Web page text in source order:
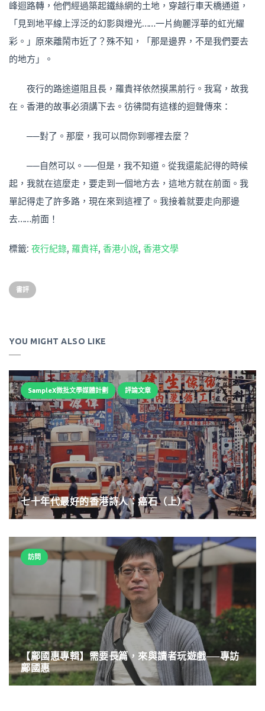
峰迴路轉，他們經過築起鐵絲網的土地，穿越行車天橋通道，
「見到地平線上浮泛的幻影與燈光……一片絢麗浮華的虹光耀
彩。」原來離鬧市近了？殊不知，「那是邊界，不是我們要去
的地方」。
夜行的路途道阻且長，羅貴祥依然摸黑前行。我寫，故我
在。香港的故事必須講下去。彷彿間有這樣的迴聲傳來：
──對了。那麼，我可以問你到哪裡去麼？
──自然可以。──但是，我不知道。從我還能記得的時候
起，我就在這麼走，要走到一個地方去，這地方就在前面。我
單記得走了許多路，現在來到這裡了。我接着就要走向那邊
去……前面！
標籤: 夜行紀錄, 羅貴祥, 香港小說, 香港文學
書評
YOU MIGHT ALSO LIKE
SampleX微批文學媒體計劃 評論文章
七十年代最好的香港詩人：癌石（上）
訪問
【鄺國惠專輯】需要長篇，來與讀者玩遊戲──專訪
鄺國惠